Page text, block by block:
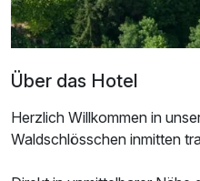
Über das Hotel
Herzlich Willkommen in
Waldschlösschen inmitten